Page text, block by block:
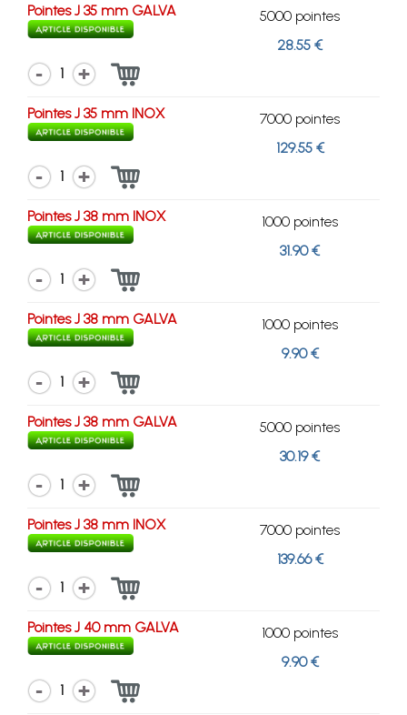
Pointes J 35 mm GALVA
5000 pointes
28.55 €
1
Pointes J 35 mm INOX
7000 pointes
129.55 €
1
Pointes J 38 mm INOX
1000 pointes
31.90 €
1
Pointes J 38 mm GALVA
1000 pointes
9.90 €
1
Pointes J 38 mm GALVA
5000 pointes
30.19 €
1
Pointes J 38 mm INOX
7000 pointes
139.66 €
1
Pointes J 40 mm GALVA
1000 pointes
9.90 €
1